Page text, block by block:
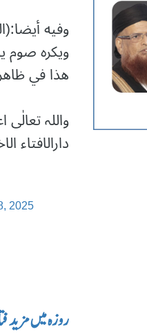
وفیه
ويكره صوم
هذا في ظاهر
واللہ
دارالافتاء
2025
روزہ میں مزید